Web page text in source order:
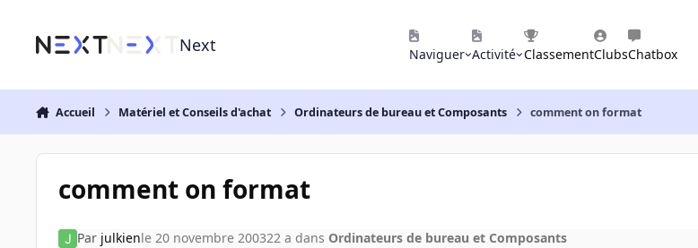
Next Naviguer Activité ClassementClubsChatbox
Accueil Matériel et Conseils d'achat Ordinateurs de bureau et Composants comment on format
comment on format
Par julkienle 20 novembre 200322 a dans Ordinateurs de bureau et Composants